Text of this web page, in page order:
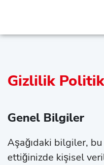
Gizlilik
Genel Bilgiler
Aşağıdaki bilgiler,
ettiğinizde kişisel